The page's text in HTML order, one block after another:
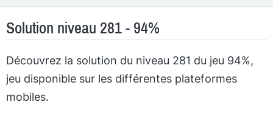
Solution niveau 281 - 94%
Découvrez la solution du niveau 281 du jeu 94%,
jeu disponible sur les différentes plateformes
mobiles.